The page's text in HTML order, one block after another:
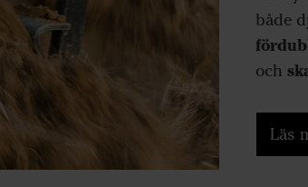
både
och
Läs